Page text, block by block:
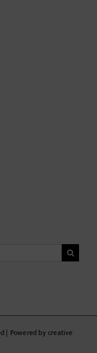
| Powered by creative